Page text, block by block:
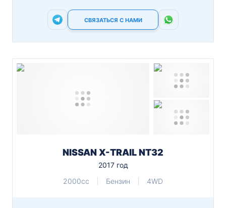
СВЯЗАТЬСЯ С НАМИ
NISSAN X-TRAIL NT32
2017 год
2000cc
Бензин 4WD